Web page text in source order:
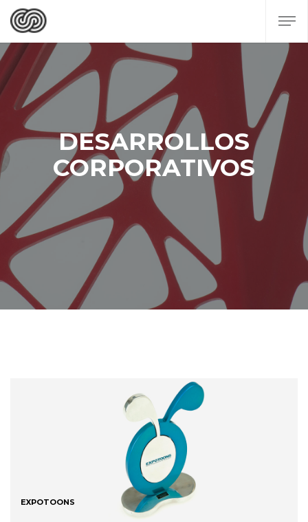
DESARROLLOS
CORPORATIVOS
EXPOTOONS